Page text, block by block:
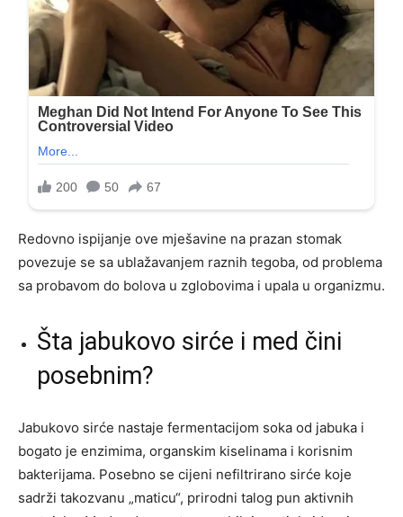
Redovno ispijanje ove mješavine na prazan stomak
povezuje se sa ublažavanjem raznih tegoba, od problema
sa probavom do bolova u zglobovima i upala u organizmu.
Šta jabukovo sirće i med čini
posebnim?
Jabukovo sirće nastaje fermentacijom soka od jabuka i
bogato je enzimima, organskim kiselinama i korisnim
bakterijama. Posebno se cijeni nefiltrirano sirće koje
sadrži takozvanu „maticu“, prirodni talog pun aktivnih